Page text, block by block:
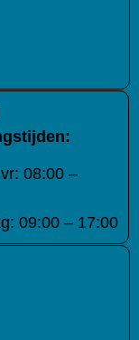
08:00 –
09:00 – 17:00